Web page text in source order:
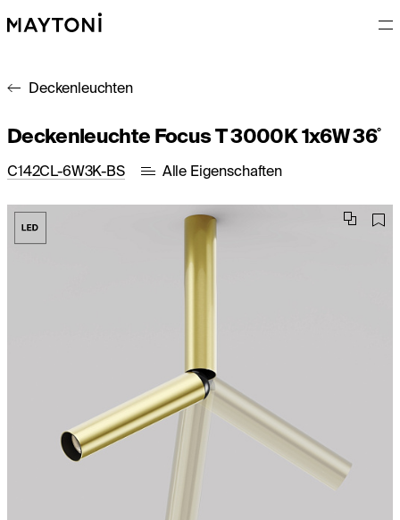
Deckenleuchten
Deckenleuchte Focus T 3000K 1x6W 36˚
C142CL-6W3K-BS Alle Eigenschaften